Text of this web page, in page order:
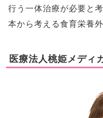
行う一体治療が必要と
本から考える食育栄養
医療法人桃姫メデ